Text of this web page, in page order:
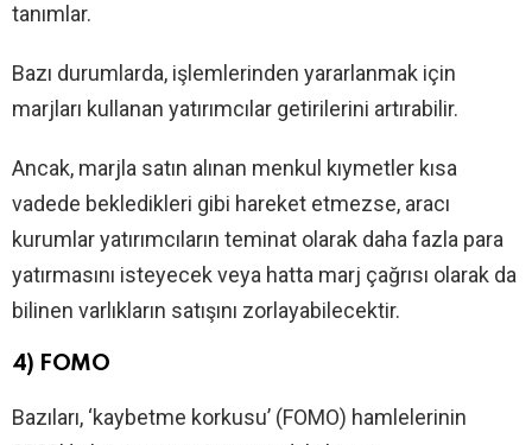
tanımlar.
Bazı durumlarda, işlemlerinden yararlanmak için
marjları kullanan yatırımcılar getirilerini artırabilir.
Ancak, marjla satın alınan menkul kıymetler kısa
vadede bekledikleri gibi hareket etmezse, aracı
kurumlar yatırımcıların teminat olarak daha fazla para
yatırmasını isteyecek veya hatta marj çağrısı olarak da
bilinen varlıkların satışını zorlayabilecektir.
4) FOMO
Bazıları, ‘kaybetme korkusu’ (FOMO) hamlelerinin